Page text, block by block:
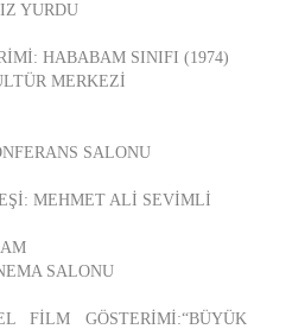
YURDU
HABABAM SINIFI (1974)
MERKEZİ
SALONU
MEHMET ALİ SEVİMLİ
SALONU
FİLM GÖSTERİMİ:“BÜYÜK